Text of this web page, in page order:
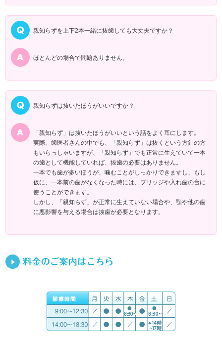
親知らずを上下2本一緒に抜歯しても大丈夫ですか？
ほとんどの場合で問題ありません。
親知らずは抜いたほうがいいですか？
「親知らず」は抜いたほうがいいという話をよく耳にします。
実際、歯医者さんの中でも、「親知らず」は抜くという方針の方
もいらっしゃいますが、「親知らず」でも正常に生えていて一本
の歯として機能していれば、抜歯の必要はありません。
一本でも歯が多いほうが、噛むことがしっかりできますし、もし
仮に、一本前の歯がなくなった時には、ブリッジや入れ歯の台に
使うことができます。
しかし、「親知らず」が正常に生えていない場合や、顎や他の歯
に悪影響を与える場合は抜歯が必要となります。